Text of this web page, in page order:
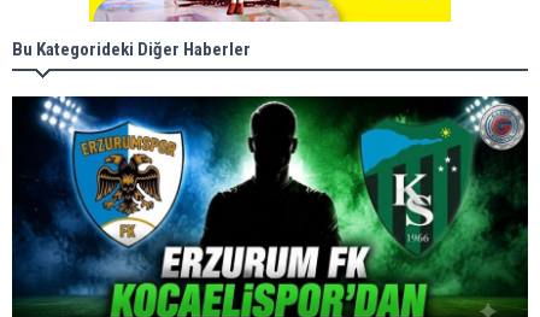
Bu Kategorideki Diğer Haberler